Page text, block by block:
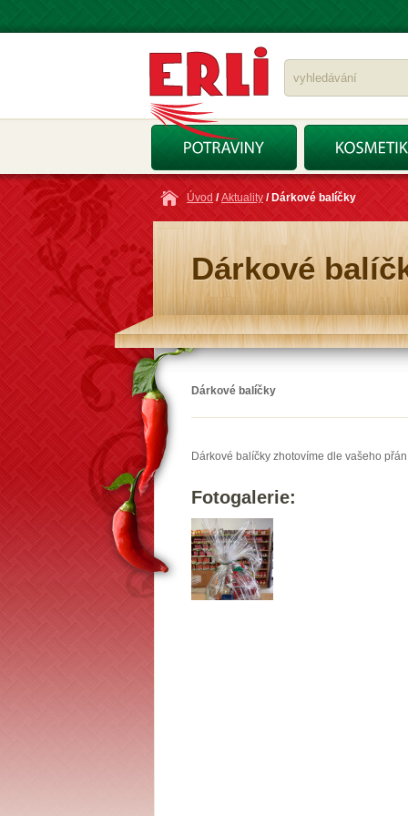
Úvod /Aktuality / Dárkové balíčky
Dárkové
Dárkové balíčky
Dárkové balíčky zhotovíme dle vašeho
Fotogalerie: